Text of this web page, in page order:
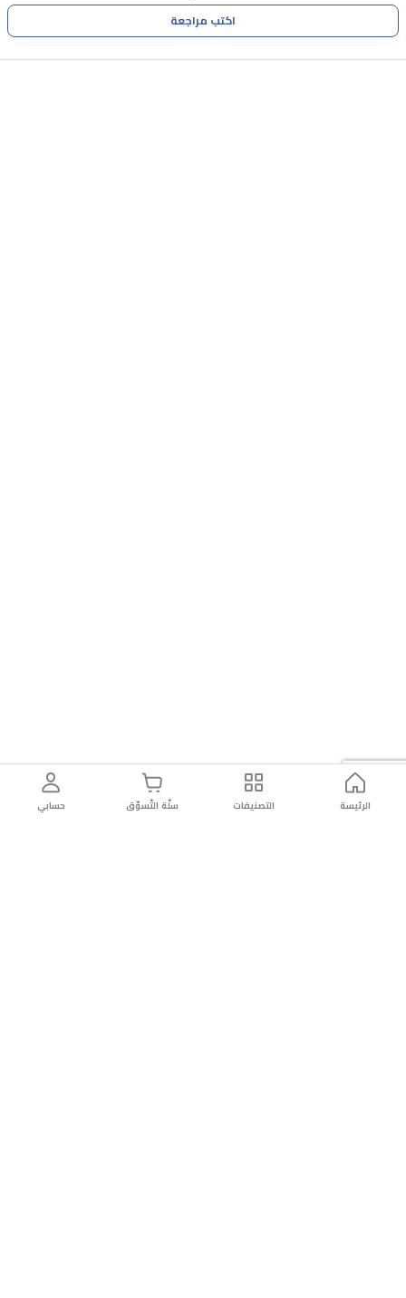
اكتب مراجعة
الرئيسة التصنيفات سلّة التّسوّق حسابي